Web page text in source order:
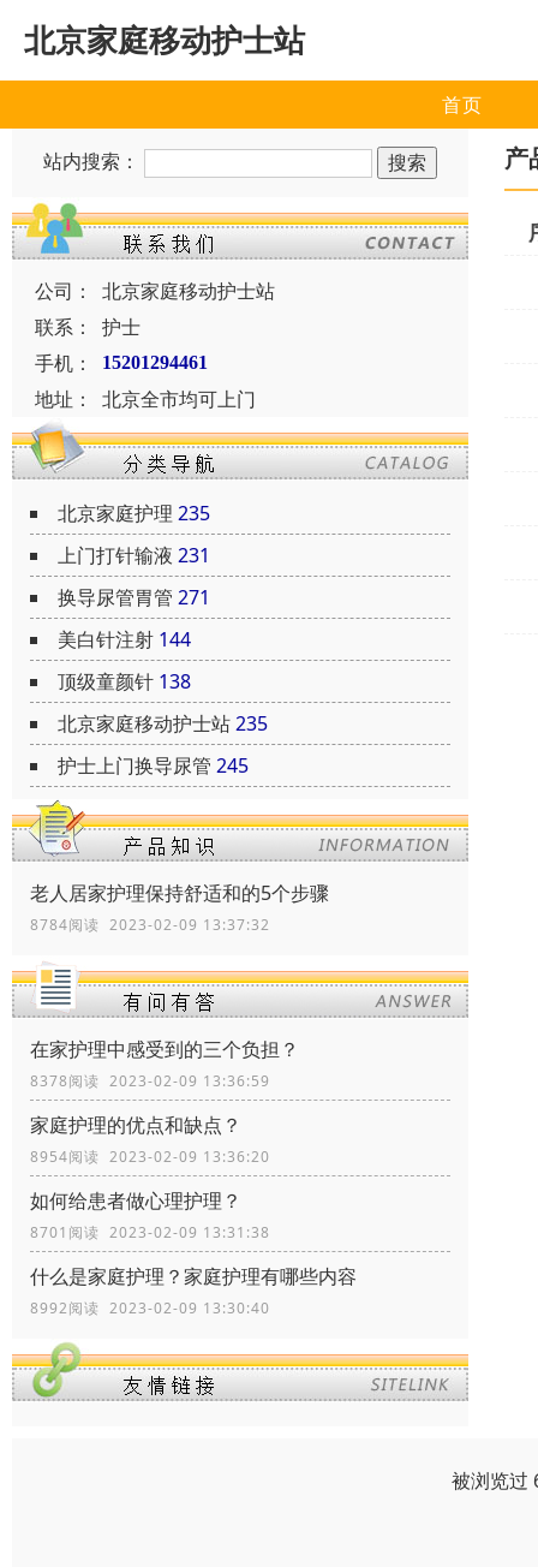
北京家庭移动护士站
首页
站内搜索：
公司：
北京家庭移动护士站
联系：
护士
手机：
15201294461
地址： 北京全市均可上门
北京家庭护理 235
上门打针输液 231
换导尿管胃管 271
美白针注射 144
顶级童颜针 138
北京家庭移动护士站235
护士上门换导尿管 245
老人居家护理保持舒适和的5个步骤
8784阅读 2023-02-09 13:37:32
在家护理中感受到的三个负担？
8378阅读 2023-02-09 13:36:59
家庭护理的优点和缺点？
8954阅读 2023-02-09 13:36:20
如何给患者做心理护理？
8701阅读 2023-02-09 13:31:38
什么是家庭护理？家庭护理有哪些内容
8992阅读 2023-02-09 13:30:40
产
被浏览过